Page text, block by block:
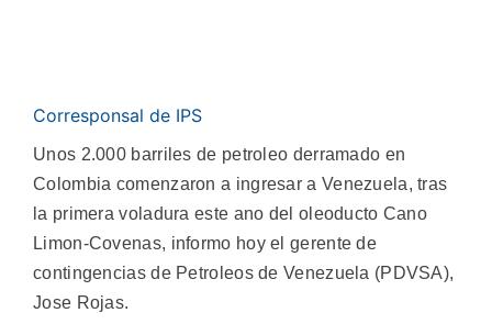
Corresponsal de IPS
Unos 2.000 barriles de petroleo derramado en
Colombia comenzaron a ingresar a Venezuela, tras
la primera voladura este ano del oleoducto Cano
Limon-Covenas, informo hoy el gerente de
contingencias de Petroleos de Venezuela (PDVSA),
Jose Rojas.